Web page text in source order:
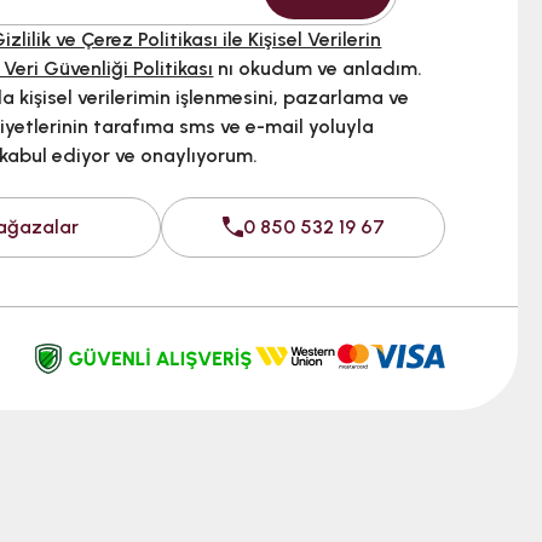
ve Çerez Politikası ile Kişisel Verilerin
Güvenliği Politikası nı okudum ve anladım.
kişisel verilerimin işlenmesini, pazarlama ve
tarafıma sms ve e-mail yoluyla
kabul ediyor ve onaylıyorum.
0 850 532 19 67